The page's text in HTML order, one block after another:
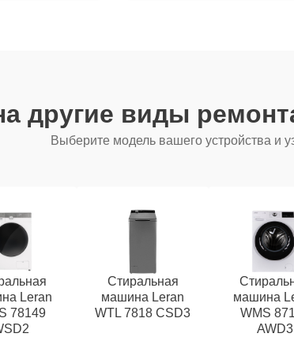
другие виды
Выберите модель вашего устройства и
Leran
78149
Стиральная
машина Leran
WTL 7818 CSD3
машина
WMS
AWD3